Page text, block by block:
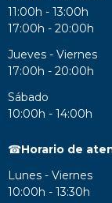
11:00h - 13:00h
17:00h - 20:00h
Jueves - Viernes
17:00h - 20:00h
Sábado
10:00h - 14:00h
☎Horario de
Lunes - Viernes
10:00h - 13:30h